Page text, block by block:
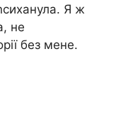
Я ж
не
без мене.